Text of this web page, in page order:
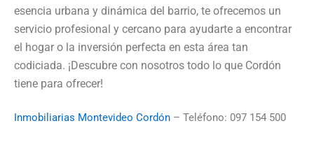
esencia urbana y dinámica del barrio, te ofrecemos un
servicio profesional y cercano para ayudarte a encontrar
el hogar o la inversión perfecta en esta área tan
codiciada. ¡Descubre con nosotros todo lo que Cordón
tiene para ofrecer!
Inmobiliarias Montevideo Cordón – Teléfono: 097 154 500